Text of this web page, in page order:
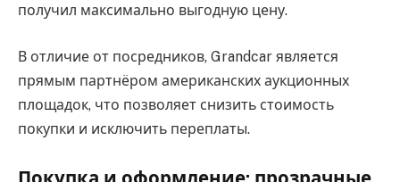
получил максимально выгодную цену.
В отличие от посредников, Grandcar является
прямым партнёром американских аукционных
площадок, что позволяет снизить стоимость
покупки и исключить переплаты.